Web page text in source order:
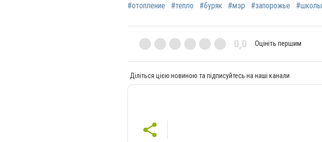
#отопление #тепло #буряк #мэр #запорожье #школы
0,0 Оцініть першим
Діліться цією новиною та підписуйтесь на наші канали